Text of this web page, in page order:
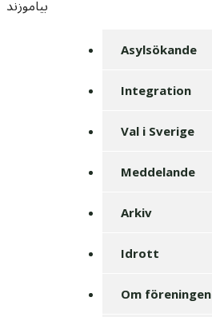
Asylsökande
Integration
Val i Sverige
Meddelande
Arkiv
Idrott
Om föreningen